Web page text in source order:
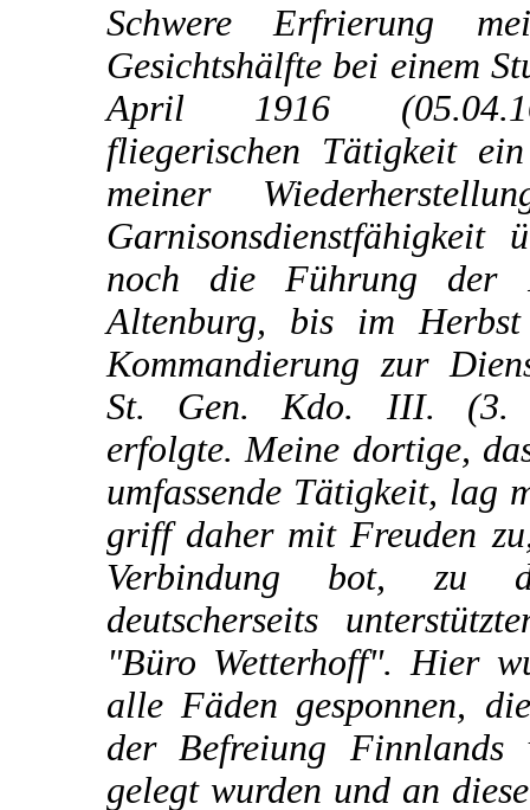
Schwere Erfrierung
Gesichtshälfte bei einem
April 1916
fliegerischen Tätigkeit
meiner
Garnisonsdienstfähigkeit
noch die Führung der
Altenburg, bis im
Kommandierung zur
St. Gen. Kdo. III. (3.
erfolgte. Meine dortige,
umfassende Tätigkeit, lag
griff daher mit Freuden
Verbindung bot, zu
deutscherseits
"Büro Wetterhoff". Hier
alle Fäden gesponnen,
der Befreiung Finnlands
gelegt wurden und an